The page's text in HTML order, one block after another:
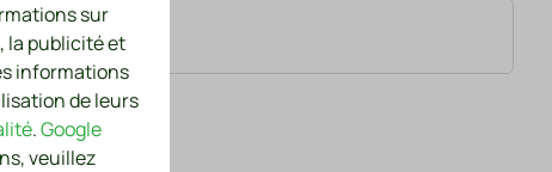
sur
la publicité et
informations
de leurs
.Google
veuillez